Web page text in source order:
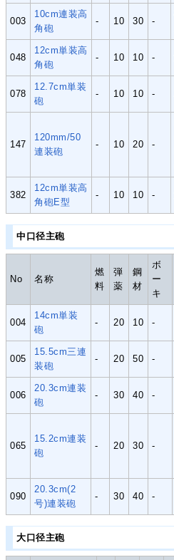
003
10cm連装高
角砲
- 10 30 -
048
12cm単装高
角砲
- 10 10 -
078
12.7cm単装
砲
- 10 10 -
147
120mm/50
連装砲
- 10 20 -
382
12cm単装高
角砲E型
- 10 10 -
中口径主砲
No 名称
燃
料
弾
薬
鋼
材
ボ
ー
キ
004
14cm単装
砲
- 20 10 -
005
15.5cm三連
装砲
- 20 50 -
006
20.3cm連装
砲
- 30 40 -
065
15.2cm連装
砲
- 20 30 -
090
20.3cm(2
号)連装砲
- 30 40 -
大口径主砲